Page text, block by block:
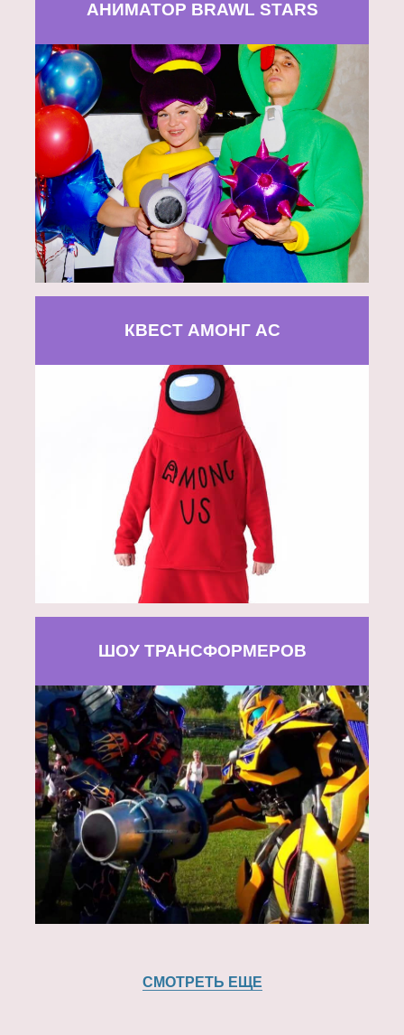
АНИМАТОР BRAWL STARS
КВЕСТ АМОНГ АС
ШОУ ТРАНСФОРМЕРОВ
СМОТРЕТЬ ЕЩЕ